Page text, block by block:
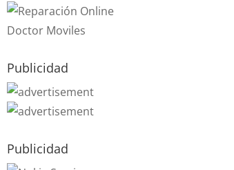
Publicidad
Publicidad